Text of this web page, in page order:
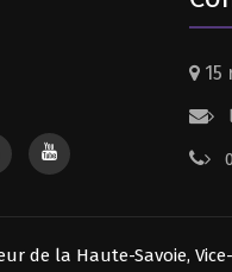
15
de la Haute-Savoie,